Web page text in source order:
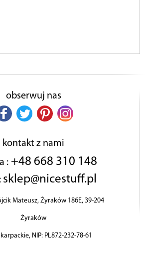
obserwuj nas
kontakt z nami
:+48 668 310 148
sklep@nicestuff.pl
Mateusz, Żyraków 186E, 39-204
Żyraków
NIP: PL872-232-78-61